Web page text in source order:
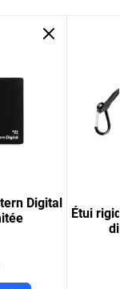
Digital
Étui